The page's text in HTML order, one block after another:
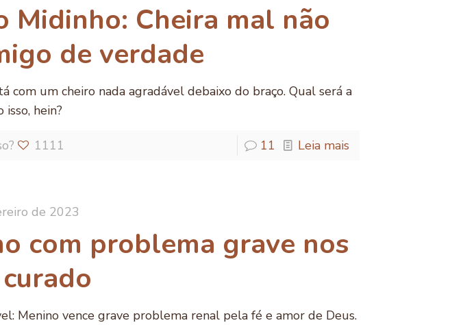
Midinho: Cheira mal não
de verdade
com um cheiro nada agradável debaixo do braço. Qual será a
hein?
1111 11 Leia mais
de 2023
com problema grave nos
Menino vence grave problema renal pela fé e amor de Deus.